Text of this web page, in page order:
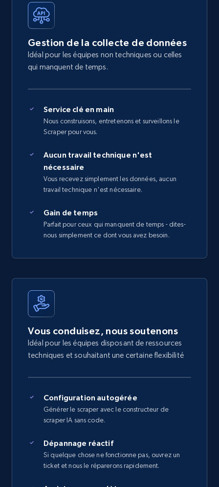
Gestion de la collecte de données
Idéal pour les équipes non techniques ou celles
qui manquent de temps.
Service clé en main
Nous construisons, entretenons et surveillons le
Scraper pour vous.
Aucun travail technique n'est
nécessaire
Vous recevez simplement les données, aucun
travail technique n'est nécessaire.
Gain de temps
Parfait pour ceux qui manquent de temps - dites-
nous simplement ce dont vous avez besoin.
Vous conduisez, nous soutenons
Idéal pour les équipes disposant de ressources
techniques et souhaitant une certaine flexibilité
Configuration autogérée
Générer le scraper avec le constructeur de
scraper IA sans code.
Dépannage réactif
Si quelque chose ne fonctionne pas, ouvrez un
ticket et nous le réparerons rapidement.